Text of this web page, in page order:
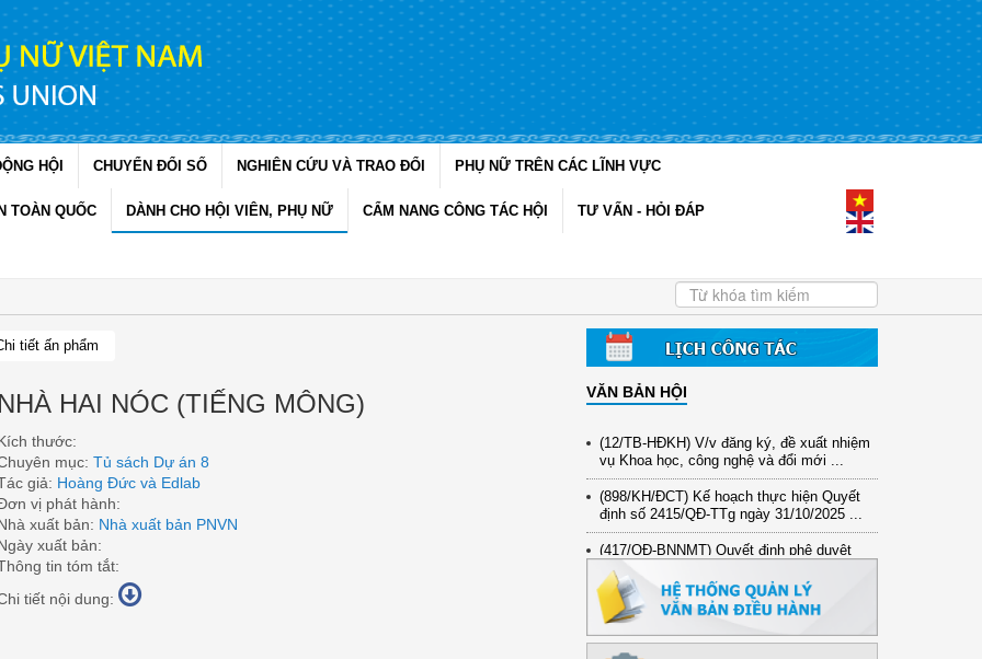
HỘI CHUYỂN ĐỔI SỐ NGHIÊN CỨU VÀ TRAO ĐỔI PHỤ NỮ TRÊN CÁC LĨNH VỰC
TOÀN QUỐC DÀNH CHO HỘI VIÊN, PHỤ NỮ CẨM NANG CÔNG TÁC HỘI TƯ VẤN - HỎI ĐÁP
tiết ấn phẩm
NHÀ HAI NÓC (TIẾNG MÔNG)
thước:
mục: Tủ sách Dự án 8
giả: Hoàng Đức và Edlab
vị phát hành:
xuất bản: Nhà xuất bản PNVN
xuất bản:
tin tóm tắt:
tiết nội dung:
VĂN BẢN HỘI
(12/TB-HĐKH) V/v đăng ký, đề xuất nhiệm
vụ Khoa học, công nghệ và đổi mới ...
(898/KH/ĐCT) Kế hoạch thực hiện Quyết
định số 2415/QĐ-TTg ngày 31/10/2025 ...
(417/QĐ-BNNMT) Quyết định phê duyệt
Chương trình mục tiêu quốc gia xây dựng
...
(891/KH-ĐCT) Kế hoạch thực hiện Nghị
quyết số 72-NQ/TW ngày 9/9/2025 của Bộ
...